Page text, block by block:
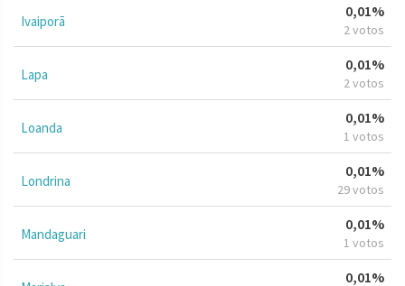
Ivaiporã
0,01%
2 votos
Lapa
0,01%
2 votos
Loanda
0,01%
1 votos
Londrina
0,01%
29 votos
Mandaguari
0,01%
1 votos
0,01%